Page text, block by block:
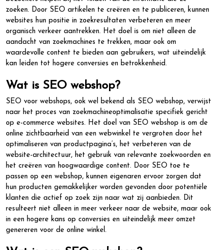
zoeken. Door SEO artikelen te creëren en te publiceren, kunnen
websites hun positie in zoekresultaten verbeteren en meer
organisch verkeer aantrekken. Het doel is om niet alleen de
aandacht van zoekmachines te trekken, maar ook om
waardevolle content te bieden aan gebruikers, wat uiteindelijk
kan leiden tot hogere conversies en betrokkenheid.
Wat is SEO webshop?
SEO voor webshops, ook wel bekend als SEO webshop, verwijst
naar het proces van zoekmachineoptimalisatie specifiek gericht
op e-commerce websites. Het doel van SEO webshop is om de
online zichtbaarheid van een webwinkel te vergroten door het
optimaliseren van productpagina’s, het verbeteren van de
website-architectuur, het gebruik van relevante zoekwoorden en
het creëren van hoogwaardige content. Door SEO toe te
passen op een webshop, kunnen eigenaren ervoor zorgen dat
hun producten gemakkelijker worden gevonden door potentiële
klanten die actief op zoek zijn naar wat zij aanbieden. Dit
resulteert niet alleen in meer verkeer naar de website, maar ook
in een hogere kans op conversies en uiteindelijk meer omzet
genereren voor de online winkel.